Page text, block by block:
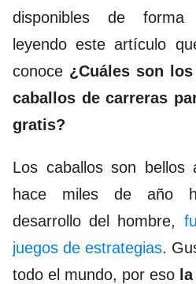
disponibles de forma
leyendo este artículo
conoce ¿Cuáles son
caballos de carreras
gratis?
Los caballos son bellos
hace miles de año
desarrollo del hombre,
juegos de estrategias.
todo el mundo, por eso